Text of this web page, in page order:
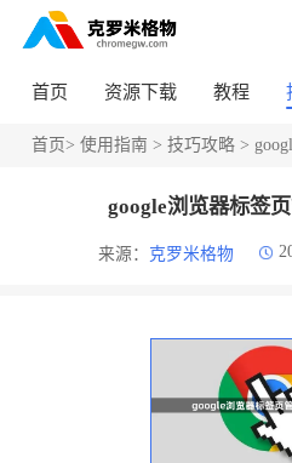
首页 资源下载 教程
首页> 使用指南 > 技巧攻略>
google浏览器标签
来源： 克罗米格物